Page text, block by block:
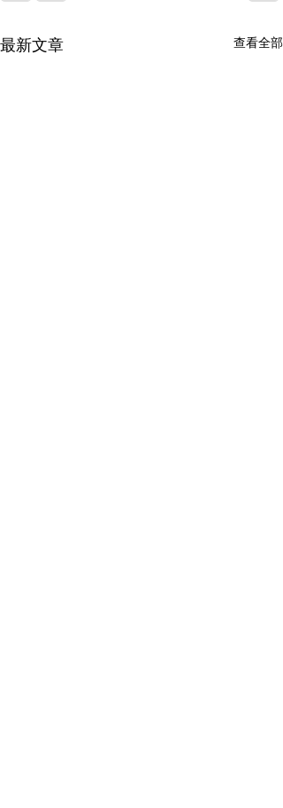
最新文章 查看全部